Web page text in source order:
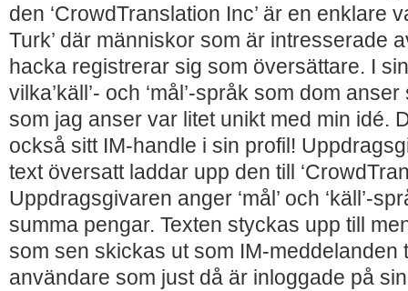
den ‘CrowdTranslation Inc’ är en enklare
Turk’ där människor som är intresserade
hacka registrerar sig som översättare. I
vilka’käll’- och ‘mål’-språk som dom
som jag anser var litet unikt med min idé.
också sitt IM-handle i sin profil!
text översatt laddar upp den till
Uppdragsgivaren anger ‘mål’ och ‘käll’-
summa pengar. Texten styckas upp till
som sen skickas ut som IM-meddelanden
användare som just då är inloggade på